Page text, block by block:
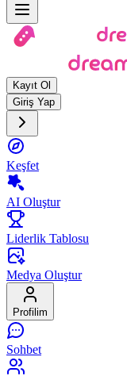
Kayıt Ol
Giriş Yap
Keşfet
AI Oluştur
Liderlik Tablosu
Medya Oluştur
Profilim
Sohbet